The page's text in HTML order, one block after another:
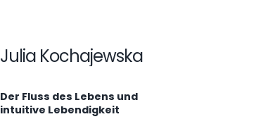
Julia Kochajewska
Der Fluss des Lebens und
intuitive Lebendigkeit